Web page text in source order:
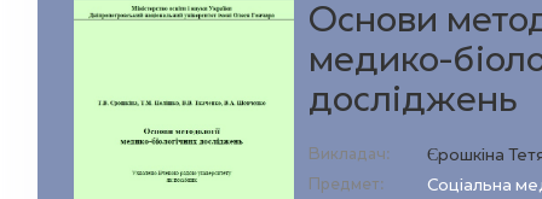
Основи
медико-
досліджень
Викладач: Єрошкіна
Предмет:
Соціальна